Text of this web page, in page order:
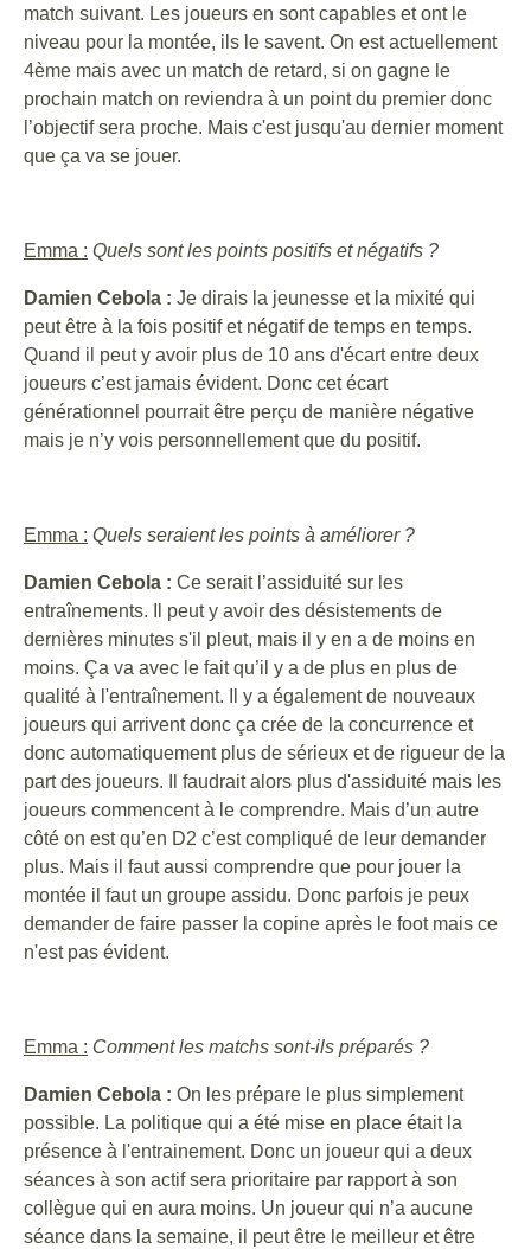
match suivant. Les joueurs en sont capables et ont le
niveau pour la montée, ils le savent. On est actuellement
4ème mais avec un match de retard, si on gagne le
prochain match on reviendra à un point du premier donc
l’objectif sera proche. Mais c'est jusqu'au dernier moment
que ça va se jouer.
Emma : Quels sont les points positifs et négatifs ?
Damien Cebola : Je dirais la jeunesse et la mixité qui
peut être à la fois positif et négatif de temps en temps.
Quand il peut y avoir plus de 10 ans d'écart entre deux
joueurs c’est jamais évident. Donc cet écart
générationnel pourrait être perçu de manière négative
mais je n’y vois personnellement que du positif.
Emma : Quels seraient les points à améliorer ?
Damien Cebola : Ce serait l’assiduité sur les
entraînements. Il peut y avoir des désistements de
dernières minutes s'il pleut, mais il y en a de moins en
moins. Ça va avec le fait qu’il y a de plus en plus de
qualité à l'entraînement. Il y a également de nouveaux
joueurs qui arrivent donc ça crée de la concurrence et
donc automatiquement plus de sérieux et de rigueur de la
part des joueurs. Il faudrait alors plus d'assiduité mais les
joueurs commencent à le comprendre. Mais d’un autre
côté on est qu’en D2 c’est compliqué de leur demander
plus. Mais il faut aussi comprendre que pour jouer la
montée il faut un groupe assidu. Donc parfois je peux
demander de faire passer la copine après le foot mais ce
n'est pas évident.
Emma : Comment les matchs sont-ils préparés ?
Damien Cebola : On les prépare le plus simplement
possible. La politique qui a été mise en place était la
présence à l'entrainement. Donc un joueur qui a deux
séances à son actif sera prioritaire par rapport à son
collègue qui en aura moins. Un joueur qui n’a aucune
séance dans la semaine, il peut être le meilleur et être